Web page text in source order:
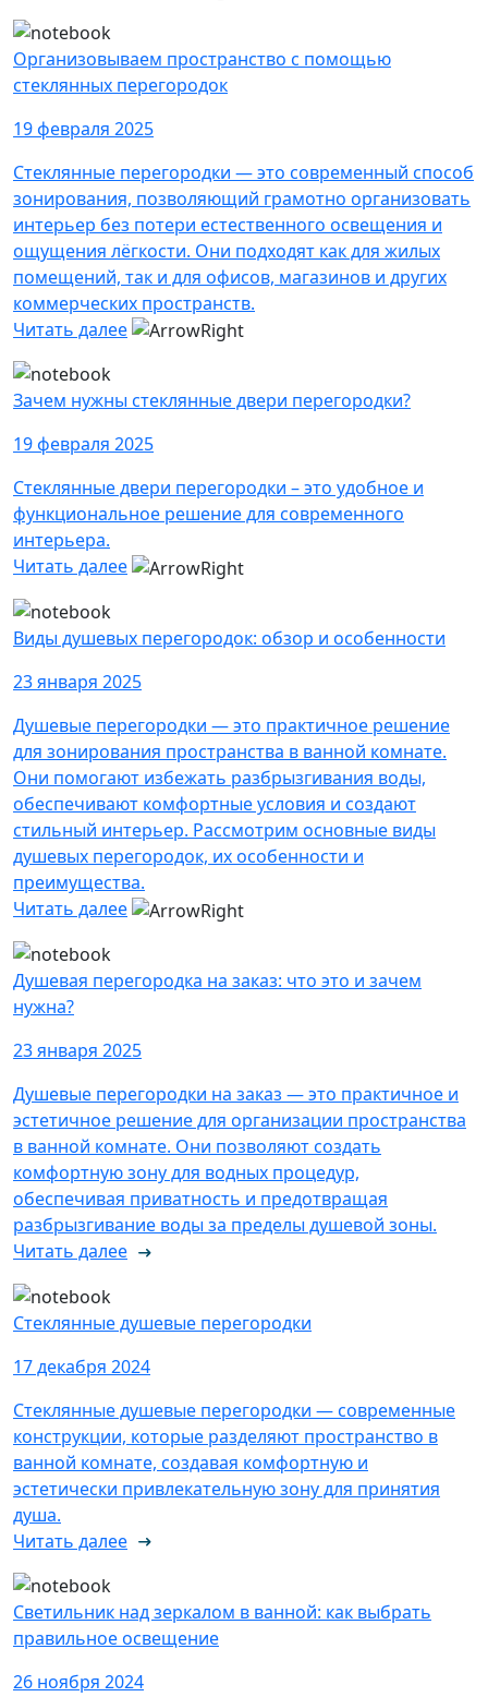
Организовываем пространство с помощью
стеклянных перегородок
19 февраля 2025
Стеклянные перегородки — это современный способ
зонирования, позволяющий грамотно организовать
интерьер без потери естественного освещения и
ощущения лёгкости. Они подходят как для жилых
помещений, так и для офисов, магазинов и других
коммерческих пространств.
Читать далее
Зачем нужны стеклянные двери перегородки?
19 февраля 2025
Стеклянные двери перегородки – это удобное и
функциональное решение для современного
интерьера.
Читать далее
Виды душевых перегородок: обзор и особенности
23 января 2025
Душевые перегородки — это практичное решение
для зонирования пространства в ванной комнате.
Они помогают избежать разбрызгивания воды,
обеспечивают комфортные условия и создают
стильный интерьер. Рассмотрим основные виды
душевых перегородок, их особенности и
преимущества.
Читать далее
Душевая перегородка на заказ: что это и зачем
нужна?
23 января 2025
Душевые перегородки на заказ — это практичное и
эстетичное решение для организации пространства
в ванной комнате. Они позволяют создать
комфортную зону для водных процедур,
обеспечивая приватность и предотвращая
разбрызгивание воды за пределы душевой зоны.
Читать далее
Стеклянные душевые перегородки
17 декабря 2024
Стеклянные душевые перегородки — современные
конструкции, которые разделяют пространство в
ванной комнате, создавая комфортную и
эстетически привлекательную зону для принятия
душа.
Читать далее
Светильник над зеркалом в ванной: как выбрать
правильное освещение
26 ноября 2024